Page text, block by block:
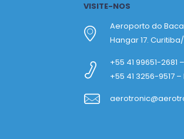
VISITE-NOS
Aeroporto do
Hangar 17. Curitiba/
+55 41 99651-2681
+55 41 3256-9517